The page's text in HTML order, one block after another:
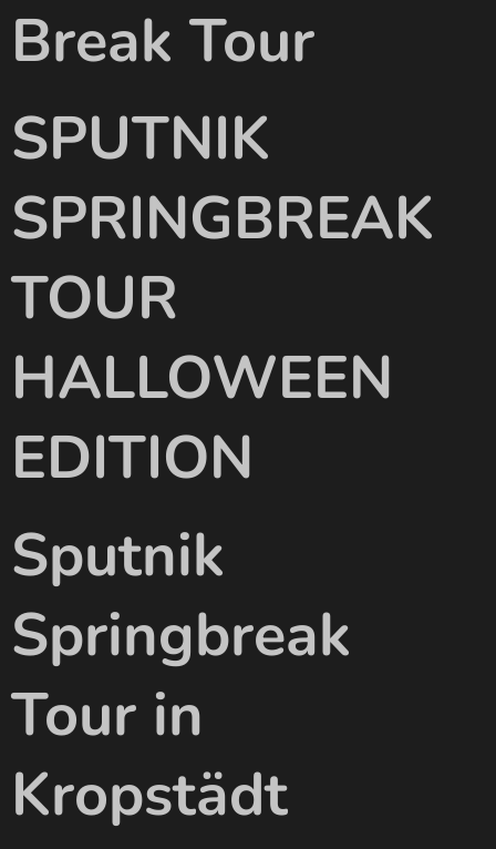
Break Tour
SPUTNIK
SPRINGBREAK
TOUR
HALLOWEEN
EDITION
Sputnik
Springbreak
Tour in
Kropstädt